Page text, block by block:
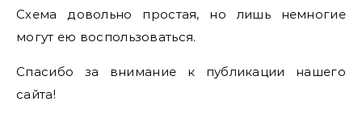
Схема довольно простая, но лишь немногие
могут ею воспользоваться.
Спасибо за внимание к публикации нашего
сайта!